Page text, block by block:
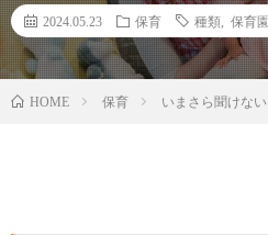
2024.05.23 保育 種類 保育園
HOME 保育 いまさら聞けな